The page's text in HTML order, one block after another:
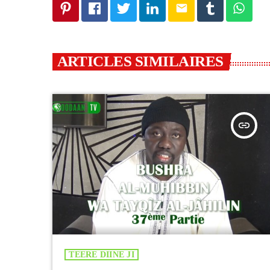
email
ARTICLES SIMILAIRES
insert_link
TEERE DIINE JI